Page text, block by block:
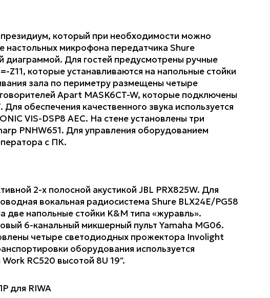
который при необходимости можно
настольных микрофона передатчика Shure
диаграммой. Для гостей предусмотрены ручные
которые устанавливаются на напольные стойки
зала по периметру размещены четыре
Apart MASK6CT-W, которые подключены
обеспечения качественного звука используется
VIS-DSP8 AEC. На стене установлены три
PNHW651. Для управления оборудованием
с ПК.
2-х полосной акустикой JBL PRX825W. Для
вокальная радиосистема Shure BLX24E/PG58
две напольные стойки K&M типа «журавль».
6-канальный микшерный пульт Yamaha MG06.
четыре светодиодных прожектора Involight
оборудования используется
RC520 высотой 8U 19″.